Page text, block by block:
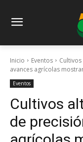
Inicio Eventos
avances agrícolas
Eventos
Cultivos
de